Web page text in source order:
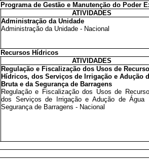
Programa de Gestão e Manutenção do Poder
ATIVIDADES
Administração da Unidade
Administração da Unidade - Nacional
Recursos Hídricos
ATIVIDADES
Regulação e Fiscalização dos Usos de
Hídricos, dos Serviços de Irrigação e Adução
Bruta e da Segurança de Barragens
Regulação e Fiscalização dos Usos de
dos Serviços de Irrigação e Adução de Água
Segurança de Barragens - Nacional